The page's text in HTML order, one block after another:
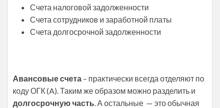
Счета налоговой задолженности
Счета сотрудников и заработной платы
Счета долгосрочной задолженности
Авансовые счета – практически всегда отделяют по
коду ОГК (A). Таким же образом можно разделить и
долгосрочную часть. А остальные — это обычная